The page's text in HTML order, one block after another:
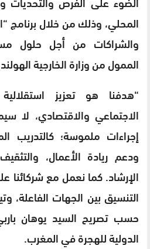
المحلي، وذلك من خلال برنامج
الممول من وزارة الخارجية
“هدفنا هو تعزيز
الاجتماعي والاقتصادي، لا
إجراءات ملموسة؛ كالتدريب
ودعم ريادة الأعمال،
الإرشاد. كما نعمل مع شركائنا
التنسيق بين الجهات الفاعلة،
حسب تصريح السيد يوهان
الدولية للهجرة في المغرب.